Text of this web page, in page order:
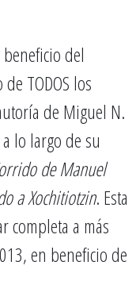
del
TODOS los
de Miguel N.
lo largo de su
de Manuel
a Xochitiotzin. Esta
completa a más
en beneficio de